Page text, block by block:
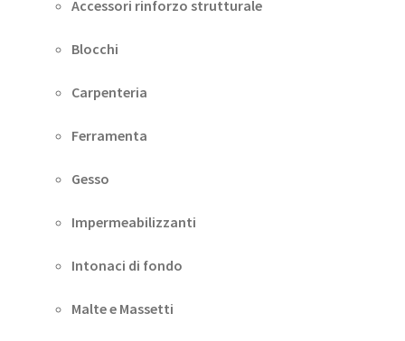
Accessori rinforzo strutturale
Blocchi
Carpenteria
Ferramenta
Gesso
Impermeabilizzanti
Intonaci di fondo
Malte e Massetti